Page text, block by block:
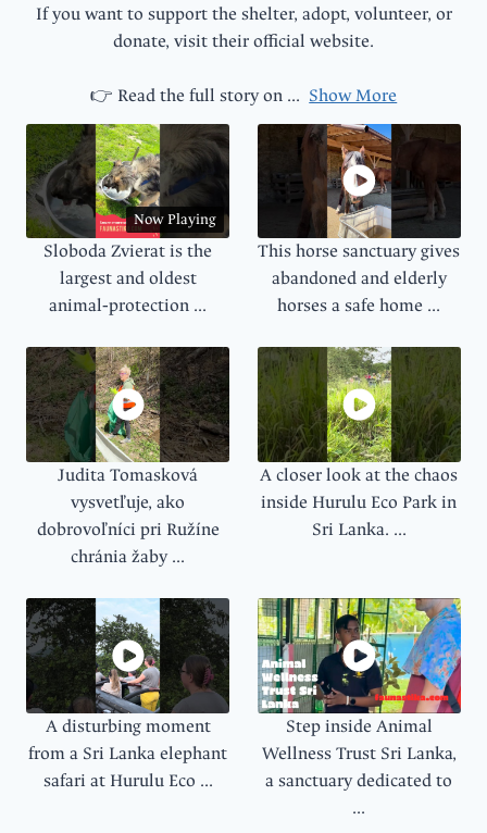
If you want to support the shelter, adopt, volunteer, or
donate, visit their official website.
👉 Read the full story on ... Show More
Now Playing
Sloboda Zvierat is the
largest and oldest
animal‑protection ...
This horse sanctuary gives
abandoned and elderly
horses a safe home ...
Judita Tomasková
vysvetľuje, ako
dobrovoľníci pri Ružíne
chránia žaby ...
A closer look at the chaos
inside Hurulu Eco Park in
Sri Lanka. ...
A disturbing moment
from a Sri Lanka elephant
safari at Hurulu Eco ...
Step inside Animal
Wellness Trust Sri Lanka,
a sanctuary dedicated to
...